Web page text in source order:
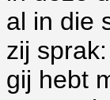
al in die
zij
gij hebt